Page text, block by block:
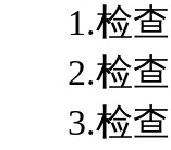
1.检查
2.检查
3.检查